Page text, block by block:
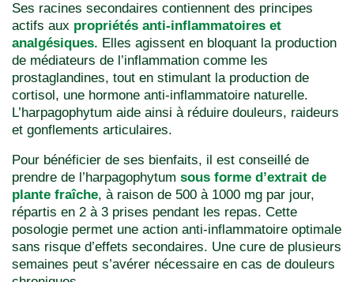
Ses racines secondaires contiennent des principes
actifs aux propriétés anti-inflammatoires et
analgésiques. Elles agissent en bloquant la production
de médiateurs de l’inflammation comme les
prostaglandines, tout en stimulant la production de
cortisol, une hormone anti-inflammatoire naturelle.
L’harpagophytum aide ainsi à réduire douleurs, raideurs
et gonflements articulaires.
Pour bénéficier de ses bienfaits, il est conseillé de
prendre de l’harpagophytum sous forme d’extrait de
plante fraîche, à raison de 500 à 1000 mg par jour,
répartis en 2 à 3 prises pendant les repas. Cette
posologie permet une action anti-inflammatoire optimale
sans risque d’effets secondaires. Une cure de plusieurs
semaines peut s’avérer nécessaire en cas de douleurs